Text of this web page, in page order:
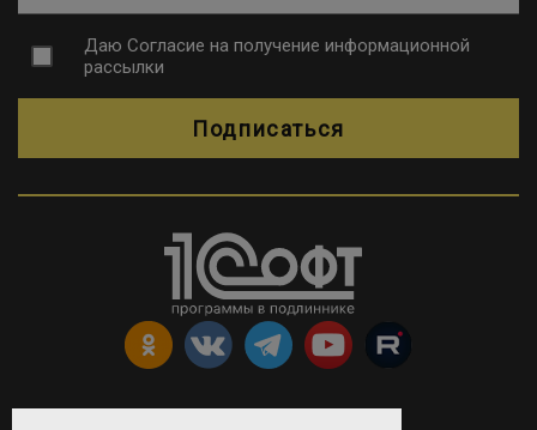
Даю Согласие на получение информационной
рассылки
Подписаться